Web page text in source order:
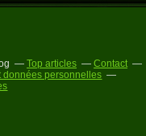
Top articles
Contact
données personnelles